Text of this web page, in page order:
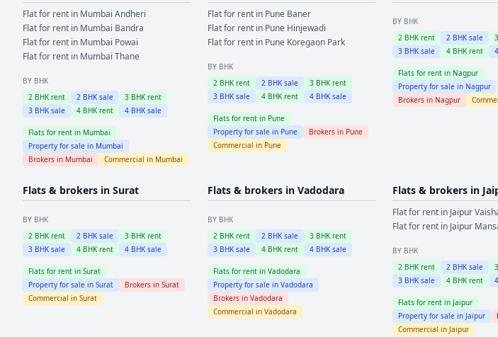
Flat for rent in Mumbai Andheri
Flat for rent in Mumbai Bandra
Flat for rent in Mumbai Powai
Flat for rent in Mumbai Thane
BY BHK
2 BHK rent 2 BHK sale 3 BHK rent
3 BHK sale 4 BHK rent 4 BHK sale
Flats for rent in Mumbai
Property for sale in Mumbai
Brokers in Mumbai Commercial in Mumbai
Flat for rent in Pune Baner
Flat for rent in Pune Hinjewadi
Flat for rent in Pune Koregaon Park
BY BHK
2BHK rent 2BHK sale 3BHK rent
3BHK sale 4BHK rent 4BHK sale
Flats for rent in Pune
Property for sale in Pune Brokers in Pune
Commercial in Pune
BY BHK
2BHK rent 2BHK sale 3
3BHK sale 4BHK rent 4
Flats for rent in Nagpur
Property for sale in Nagpur
Brokers in Nagpur
Flats & brokers in Surat
BY BHK
2 BHK rent 2 BHK sale 3 BHK rent
3 BHK sale 4 BHK rent 4 BHK sale
Flats for rent in Surat
Property for sale in Surat Brokers in Surat
Commercial in Surat
Flats & brokers in Vadodara
BY BHK
2BHK rent 2BHK sale 3BHK rent
3BHK sale 4BHK rent 4BHK sale
Flats for rent in Vadodara
Property for sale in Vadodara
Brokers in Vadodara
Commercial in Vadodara
Flats & brokers in
Flat for rent in Jaipur
Flat for rent in Jaipur
BY BHK
2BHK rent 2BHK sale 3
3BHK sale 4BHK rent 4
Flats for rent in Jaipur
Property for sale in Jaipur
Commercial in Jaipur